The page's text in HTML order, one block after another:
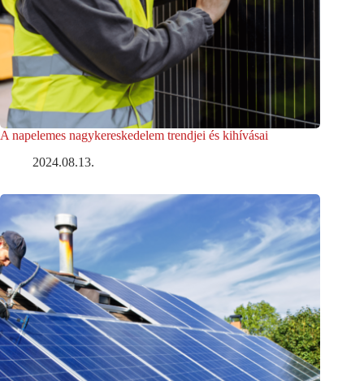
A napelemes nagykereskedelem trendjei és kihívásai
2024.08.13.